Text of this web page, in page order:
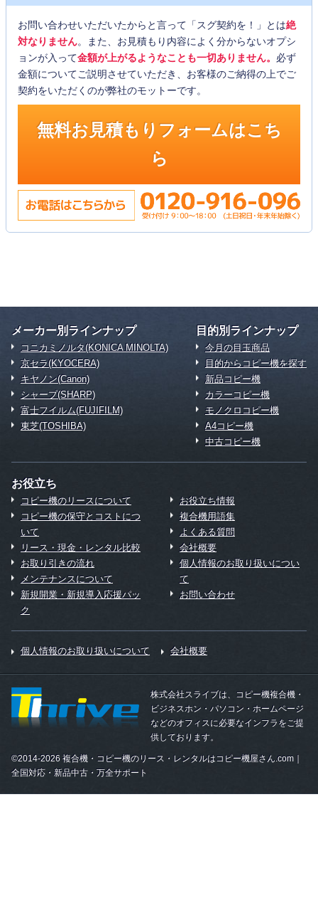
お問い合わせいただいたからと言って「スグ契約を！」とは絶
対なりません。また、お見積もり内容によく分からないオプシ
ョンが入って金額が上がるようなことも一切ありません。 必ず
金額についてご説明させていただき、お客様のご納得の上でご
契約をいただくのが弊社のモットーです。
無料お見積もりフォームはこち
ら
メーカー別ラインナップ
コニカミノルタ(KONICA MINOLTA)
京セラ(KYOCERA)
キヤノン(Canon)
シャープ(SHARP)
富士フイルム(FUJIFILM)
東芝(TOSHIBA)
目的別ラインナップ
今月の目玉商品
目的からコピー機を探す
新品コピー機
カラーコピー機
モノクロコピー機
A4コピー機
中古コピー機
お役立ち
コピー機のリースについて
コピー機の保守とコストにつ
いて
リース・現金・レンタル比較
お取り引きの流れ
メンテナンスについて
新規開業・新規導入応援パッ
ク
お役立ち情報
複合機用語集
よくある質問
会社概要
個人情報のお取り扱いについ
て
お問い合わせ
個人情報のお取り扱いについて 会社概要
株式会社スライブは、コピー機複合機・
ビジネスホン・パソコン・ホームページ
などのオフィスに必要なインフラをご提
供しております。
©2014-2026 複合機・コピー機のリース・レンタルはコピー機屋さん.com｜
全国対応・新品中古・万全サポート